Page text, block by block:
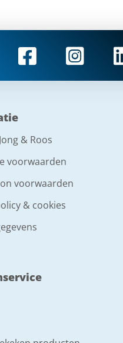
& Roos
voorwaarden
voorwaarden
& cookies